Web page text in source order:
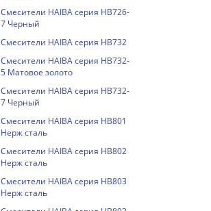
Смесители HAIBA серия HB726-
7 Черный
Смесители HAIBA серия HB732
Смесители HAIBA серия HB732-
5 Матовое золото
Смесители HAIBA серия HB732-
7 Черный
Смесители HAIBA серия HB801
Нерж сталь
Смесители HAIBA серия HB802
Нерж сталь
Смесители HAIBA серия HB803
Нерж сталь